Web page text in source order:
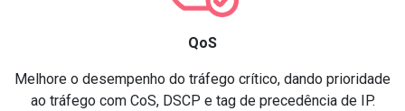
QoS
Melhore o desempenho do tráfego crítico, dando prioridade
ao tráfego com CoS, DSCP e tag de precedência de IP.